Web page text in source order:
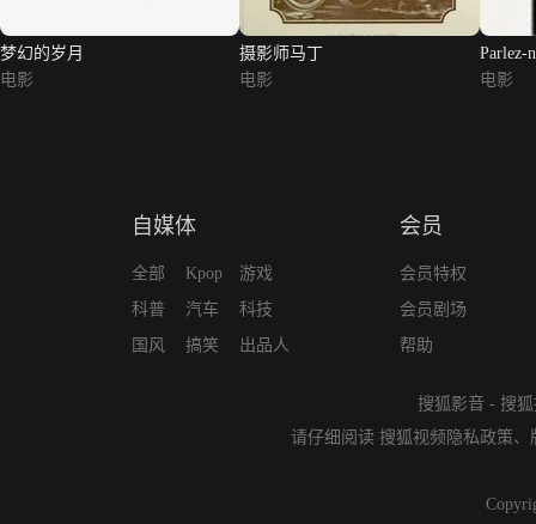
梦幻的岁月
电影
摄影师马丁
电影
Parlez-
电影
自媒体
全部
科普
国风
Kpop
汽车
搞笑
游戏
科技
出品人
会员
会员特权
会员剧场
帮助
搜狐影音 - 搜
请仔细阅读 搜狐视频隐私政策、